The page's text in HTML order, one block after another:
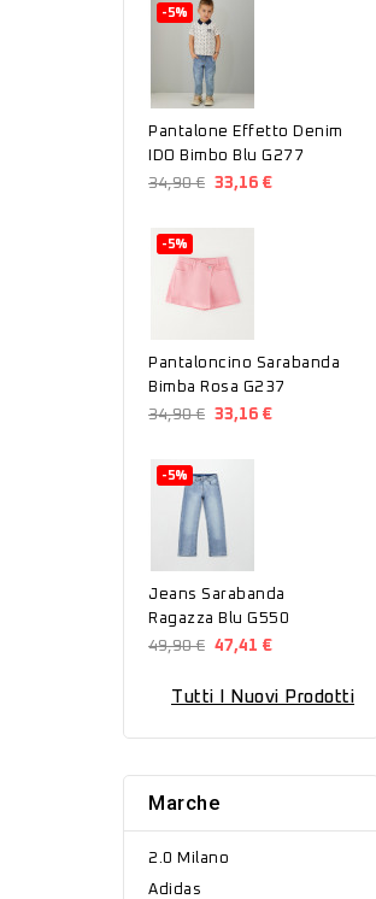
Pantalone Effetto Denim
IDO Bimbo Blu G277
34,90 €
-5%
33,16 €
Pantaloncino Sarabanda
Bimba Rosa G237
34,90 €
-5%
33,16 €
Jeans Sarabanda
Ragazza Blu G550
49,90 €
-5%
47,41 €
Tutti I Nuovi Prodotti
Marche
2.0 Milano
Adidas